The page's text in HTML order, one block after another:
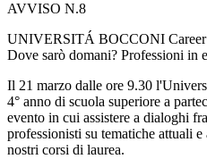
AVVISO N.8
UNIVERSITÁ BOCCONI Career
Dove sarò domani? Professioni in
Il 21 marzo dalle ore 9.30
4° anno di scuola superiore a
evento in cui assistere a dialoghi
professionisti su tematiche attuali
nostri corsi di laurea.